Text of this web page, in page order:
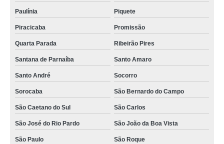
Paulínia Piquete
Piracicaba Promissão
Quarta Parada Ribeirão Pires
Santana de Parnaíba Santo Amaro
Santo André Socorro
Sorocaba São Bernardo do Campo
São Caetano do Sul São Carlos
São José do Rio Pardo São João da Boa Vista
São Paulo São Roque